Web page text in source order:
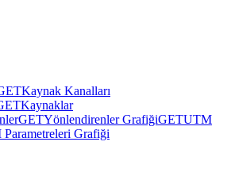
Kaynak Kanalları
Kaynaklar
GETYönlendirenler GrafiğiGETUTM
Grafiği